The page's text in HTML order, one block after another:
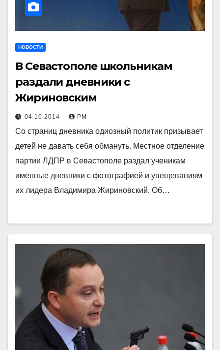
НОВОСТИ
В Севастополе школьникам
раздали дневники с
Жириновским
04.10.2014 РМ
Со страниц дневника одиозный политик призывает
детей не давать себя обмануть. Местное отделение
партии ЛДПР в Севастополе раздал ученикам
именные дневники с фотографией и увещеваниям
их лидера Владимира Жириновский. Об…